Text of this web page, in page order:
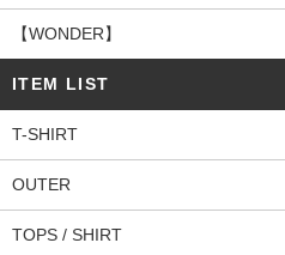
【WONDER】
ITEM LIST
T-SHIRT
OUTER
TOPS / SHIRT